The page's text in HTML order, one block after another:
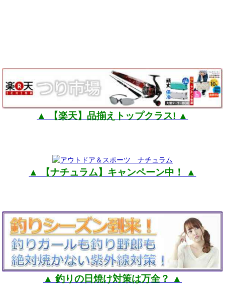
▲ 【楽天】品揃えトップクラス! ▲
▲ 【ナチュラム】キャンペーン中！ ▲
▲ 釣りの日焼け対策は万全？ ▲